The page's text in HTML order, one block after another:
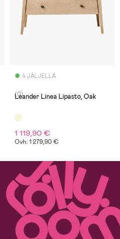
4 JÄLJELLÄ
(0)
Leander Linea Lipasto, Oak
1 119,90 €
Ovh: 1 279,90 €